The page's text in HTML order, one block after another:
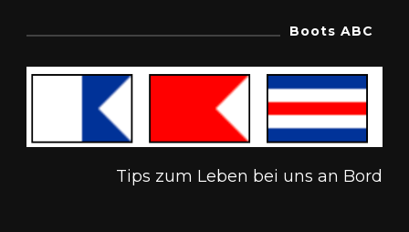
Boots ABC
Tips zum Leben bei uns an Bord